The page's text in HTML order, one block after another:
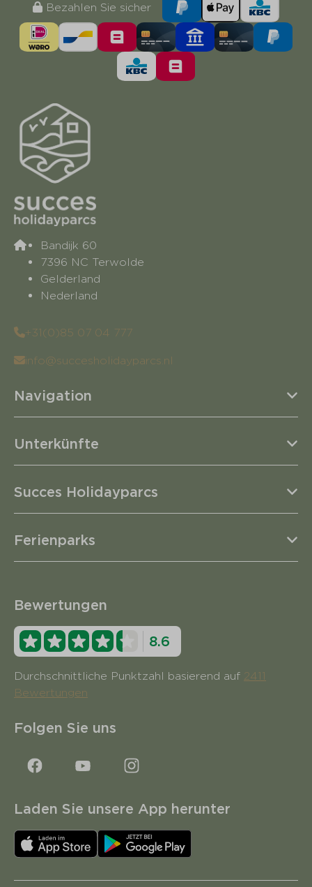
Bezahlen Sie sicher
Bandijk 60
7396 NC Terwolde
Gelderland
Nederland
+31(0)85 07 04 777
info@succesholidayparcs.nl
Navigation
Unterkünfte
Succes Holidayparcs
Ferienparks
Bewertungen
8.6
Durchschnittliche Punktzahl basierend auf 2411
Bewertungen
Folgen Sie uns
Laden Sie unsere App herunter